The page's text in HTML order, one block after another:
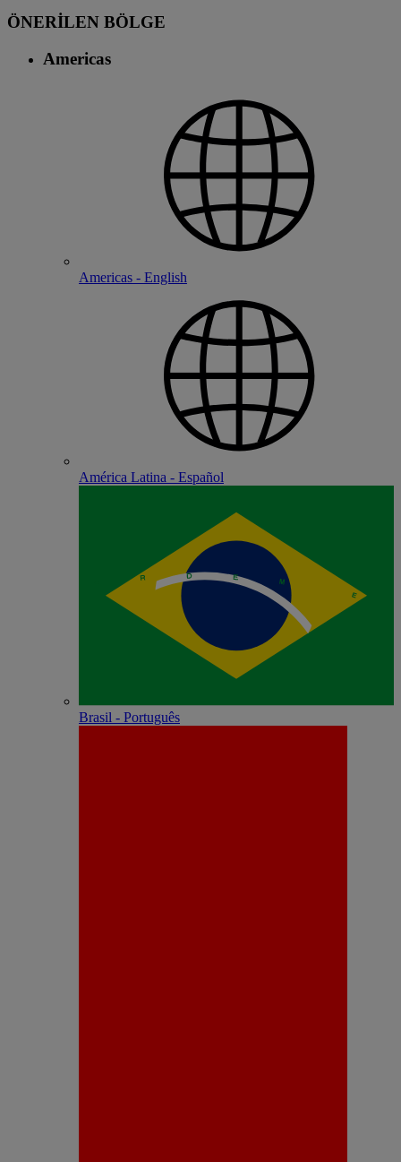
ÖNERİLEN BÖLGE
Americas
Americas - English
América Latina - Español
Brasil - Português